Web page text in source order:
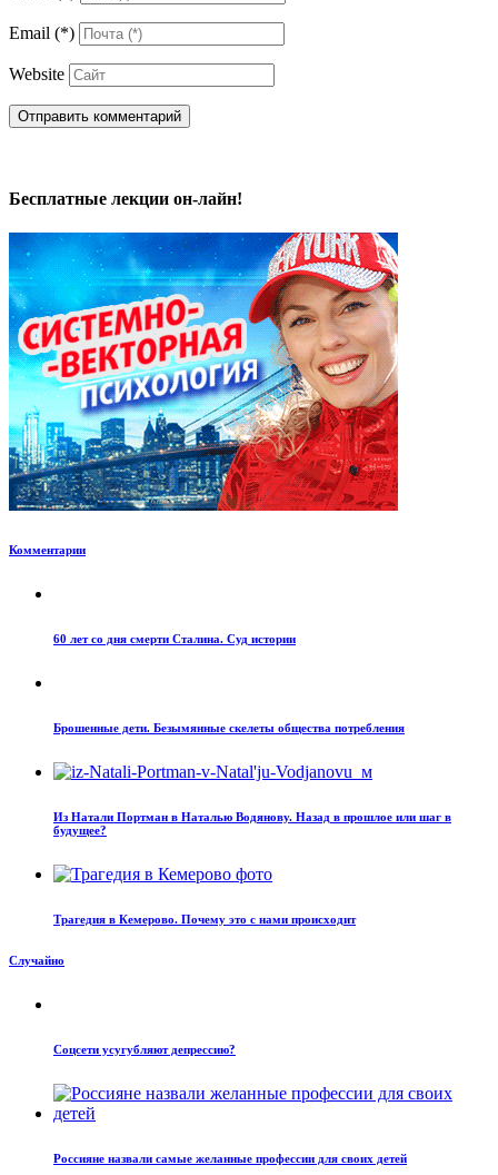
Email (*)
Website
Бесплатные лекции он-лайн!
Комментарии
60 лет со дня смерти Сталина. Суд истории
Брошенные дети. Безымянные скелеты общества потребления
Из Натали Портман в Наталью Водянову. Назад в прошлое или шаг в
будущее?
Трагедия в Кемерово. Почему это с нами происходит
Случайно
Соцсети усугубляют депрессию?
Россияне назвали самые желанные профессии для своих детей